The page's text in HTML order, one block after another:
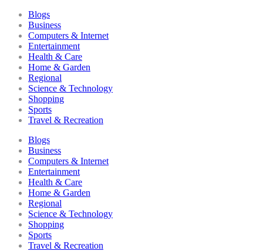
Blogs
Business
Computers & Internet
Entertainment
Health & Care
Home & Garden
Regional
Science & Technology
Shopping
Sports
Travel & Recreation
Blogs
Business
Computers & Internet
Entertainment
Health & Care
Home & Garden
Regional
Science & Technology
Shopping
Sports
Travel & Recreation